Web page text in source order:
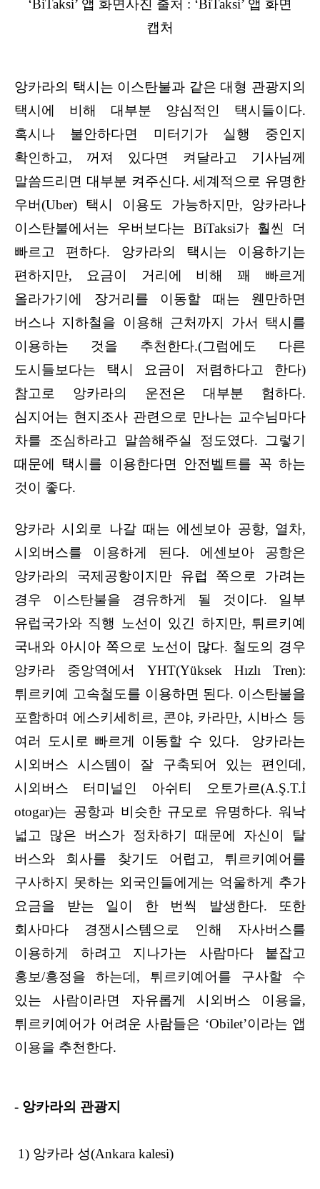
‘BiTaksi’ 앱 화면사진 출처 : ‘BiTaksi’ 앱 화면
캡처
앙카라의 택시는 이스탄불과 같은 대형 관광지의
택시에 비해 대부분 양심적인 택시들이다.
혹시나 불안하다면 미터기가 실행 중인지
확인하고, 꺼져 있다면 켜달라고 기사님께
말씀드리면 대부분 켜주신다. 세계적으로 유명한
우버(Uber) 택시 이용도 가능하지만, 앙카라나
이스탄불에서는 우버보다는 BiTaksi가 훨씬 더
빠르고 편하다. 앙카라의 택시는 이용하기는
편하지만, 요금이 거리에 비해 꽤 빠르게
올라가기에 장거리를 이동할 때는 웬만하면
버스나 지하철을 이용해 근처까지 가서 택시를
이용하는 것을 추천한다.(그럼에도 다른
도시들보다는 택시 요금이 저렴하다고 한다)
참고로 앙카라의 운전은 대부분 험하다.
심지어는 현지조사 관련으로 만나는 교수님마다
차를 조심하라고 말씀해주실 정도였다. 그렇기
때문에 택시를 이용한다면 안전벨트를 꼭 하는
것이 좋다.
앙카라 시외로 나갈 때는 에센보아 공항, 열차,
시외버스를 이용하게 된다. 에센보아 공항은
앙카라의 국제공항이지만 유럽 쪽으로 가려는
경우 이스탄불을 경유하게 될 것이다. 일부
유럽국가와 직행 노선이 있긴 하지만, 튀르키예
국내와 아시아 쪽으로 노선이 많다. 철도의 경우
앙카라 중앙역에서 YHT(Yüksek Hızlı Tren):
튀르키예 고속철도를 이용하면 된다. 이스탄불을
포함하며 에스키세히르, 콘야, 카라만, 시바스 등
여러 도시로 빠르게 이동할 수 있다. 앙카라는
시외버스 시스템이 잘 구축되어 있는 편인데,
시외버스 터미널인 아쉬티 오토가르(A.Ş.T.İ
otogar)는 공항과 비슷한 규모로 유명하다. 워낙
넓고 많은 버스가 정차하기 때문에 자신이 탈
버스와 회사를 찾기도 어렵고, 튀르키예어를
구사하지 못하는 외국인들에게는 억울하게 추가
요금을 받는 일이 한 번씩 발생한다. 또한
회사마다 경쟁시스템으로 인해 자사버스를
이용하게 하려고 지나가는 사람마다 붙잡고
홍보/흥정을 하는데, 튀르키예어를 구사할 수
있는 사람이라면 자유롭게 시외버스 이용을,
튀르키예어가 어려운 사람들은 ‘Obilet’이라는 앱
이용을 추천한다.
- 앙카라의 관광지
1) 앙카라 성(Ankara kalesi)